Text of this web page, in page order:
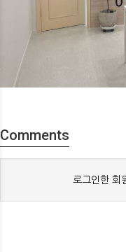
Comments
로그인한 회